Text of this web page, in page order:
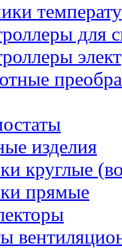
для
изделия
круглые
прямые